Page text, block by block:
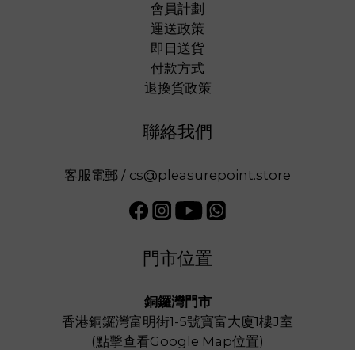
會員計劃
運送政策
即日送貨
付款方式
退換貨政策
聯絡我們
客服電郵 / cs@pleasurepoint.store
門市位置
銅鑼灣門市
香港銅鑼灣富明街1-5號寶富大廈1樓J室
(點擊查看Google Map位置)